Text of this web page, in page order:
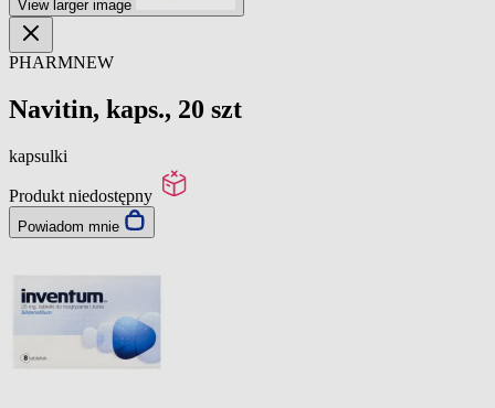
View larger image
PHARMNEW
Navitin, kaps., 20 szt
kapsulki
Produkt niedostępny
Powiadom mnie